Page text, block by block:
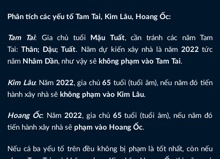
Phân tích các yếu tố Tam Tai, Kim Lâu, Hoang Ốc:
Tam Tai: Gia chủ tuổi Mậu Tuất, cần tránh các năm Tam
Tai:Thân; Dậu; Tuất. Năm dự kiến xây nhà là năm 2022 tức
năm Nhâm Dần, như vậy sẽ không phạm vào Tam Tai.
Kim Lâu: Năm 2022, gia chủ65 tuổi (tuổi âm), nếu năm đó tiến
hành xây nhà sẽ không phạm vào Kim Lâu.
Hoang Ốc: Năm 2022, gia chủ 65 tuổi (tuổi âm), nếu năm đó
tiến hành xây nhà sẽ phạm vào Hoang Ốc.
Nếu cả ba yếu tố trên đều không bị phạm là tốt nhất, còn nếu